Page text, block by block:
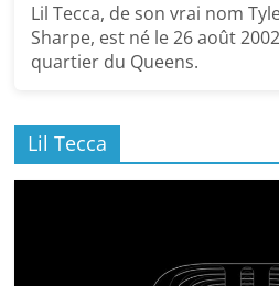
Lil Tecca, de son vrai nom
Sharpe, est né le 26 août
quartier du Queens.
Lil Tecca